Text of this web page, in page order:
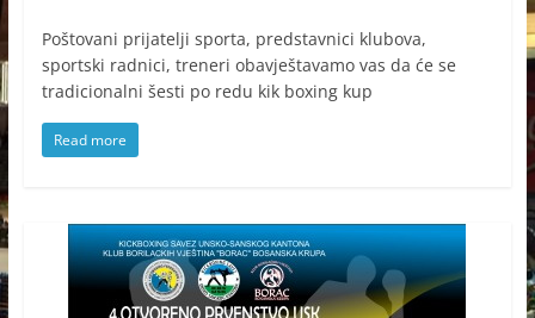
Poštovani prijatelji sporta, predstavnici klubova,
sportski radnici, treneri obavještavamo vas da će se
tradicionalni šesti po redu kik boxing kup
Read more